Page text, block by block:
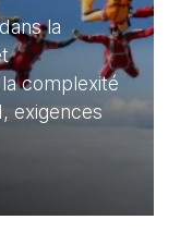
la
complexité
exigences